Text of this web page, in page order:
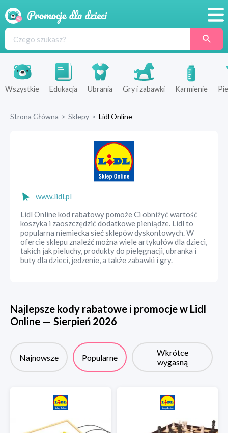
Produkty
Sklepy
Wszystkie Edukacja Ubrania Gry i zabawki Karmienie
Strona Główna > Sklepy > Lidl Online
www.lidl.pl
Lidl Online kod rabatowy pomoże Ci obniżyć wartość
koszyka i zaoszczędzić dodatkowe pieniądze. Lidl to
popularna niemiecka sieć sklepów dyskontowych. W
ofercie sklepu znaleźć można wiele artykułów dla dzieci,
takich jak pieluchy, produkty do pielęgnacji, ubranka i
buty dla dzieci, jedzenie, a także zabawki i gry.
Najlepsze kody rabatowe i promocje w Lidl
Online — Sierpień 2026
Najnowsze Popularne
Wkrótce
wygasną